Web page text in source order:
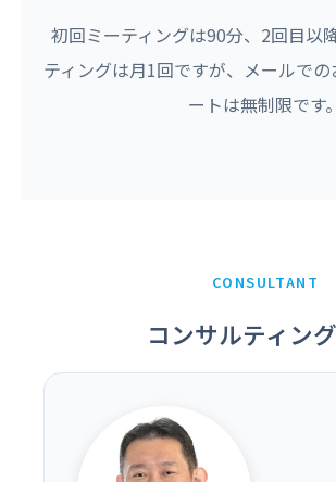
初回ミーティングは90分、2回目以
ティングは月1回ですが、メールで
ートは無制限です。
CONSULTANT
コンサルティン